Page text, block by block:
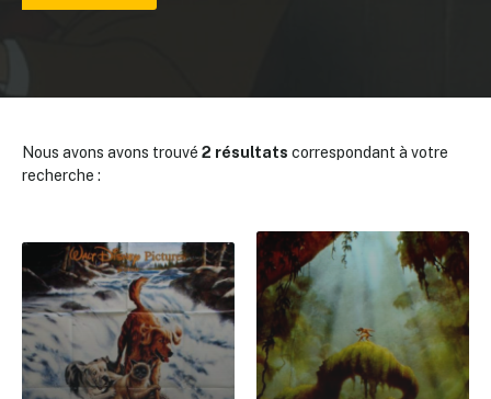
Nous avons avons trouvé 2 résultats correspondant à votre
recherche :